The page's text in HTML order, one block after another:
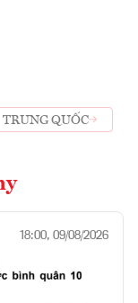
TRUNG QUỐC
18:00, 09/08/2026